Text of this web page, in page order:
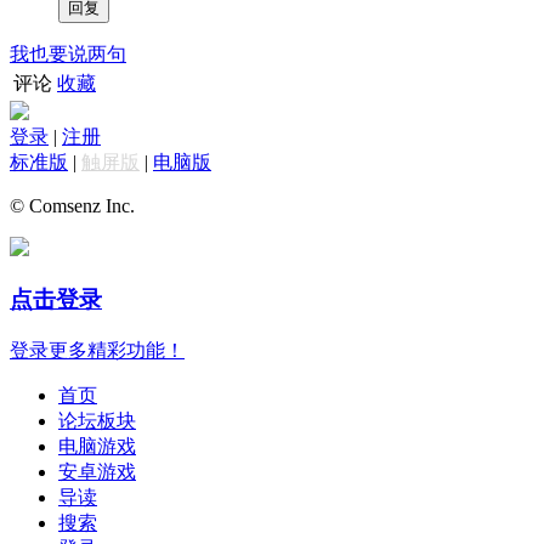
我也要说两句
评论 收藏
登录 | 注册
标准版 | 触屏版 | 电脑版
© Comsenz Inc.
点击登录
登录更多精彩功能！
首页
论坛板块
电脑游戏
安卓游戏
导读
搜索